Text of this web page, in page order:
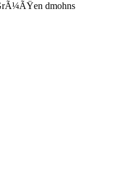
dmohns